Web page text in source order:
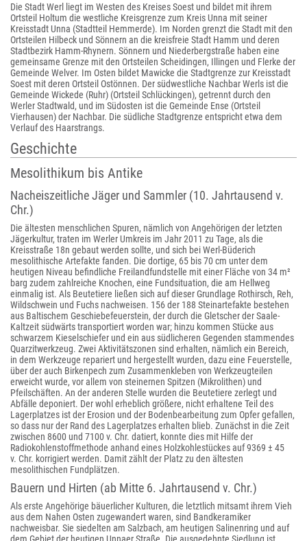
Die Stadt Werl liegt im Westen des Kreises Soest und bildet mit ihrem
Ortsteil Holtum die westliche Kreisgrenze zum Kreis Unna mit seiner
Kreisstadt Unna (Stadtteil Hemmerde). Im Norden grenzt die Stadt mit den
Ortsteilen Hilbeck und Sönnern an die kreisfreie Stadt Hamm und deren
Stadtbezirk Hamm-Rhynern. Sönnern und Niederbergstraße haben eine
gemeinsame Grenze mit den Ortsteilen Scheidingen, Illingen und Flerke der
Gemeinde Welver. Im Osten bildet Mawicke die Stadtgrenze zur Kreisstadt
Soest mit deren Ortsteil Ostönnen. Der südwestliche Nachbar Werls ist die
Gemeinde Wickede (Ruhr) (Ortsteil Schlückingen), getrennt durch den
Werler Stadtwald, und im Südosten ist die Gemeinde Ense (Ortsteil
Vierhausen) der Nachbar. Die südliche Stadtgrenze entspricht etwa dem
Verlauf des Haarstrangs.
Geschichte
Mesolithikum bis Antike
Nacheiszeitliche Jäger und Sammler (10. Jahrtausend v.
Chr.)
Die ältesten menschlichen Spuren, nämlich von Angehörigen der letzten
Jägerkultur, traten im Werler Umkreis im Jahr 2011 zu Tage, als die
Kreisstraße 18n gebaut werden sollte, und sich bei Werl-Büderich
mesolithische Artefakte fanden. Die dortige, 65 bis 70 cm unter dem
heutigen Niveau befindliche Freilandfundstelle mit einer Fläche von 34 m²
barg zudem zahlreiche Knochen, eine Fundsituation, die am Hellweg
einmalig ist. Als Beutetiere ließen sich auf dieser Grundlage Rothirsch, Reh,
Wildschwein und Fuchs nachweisen. 156 der 188 Steinartefakte bestehen
aus Baltischem Geschiebefeuerstein, der durch die Gletscher der Saale-
Kaltzeit südwärts transportiert worden war; hinzu kommen Stücke aus
schwarzem Kieselschiefer und ein aus südlicheren Gegenden stammendes
Quarzitwerkzeug. Zwei Aktivitätszonen sind erhalten, nämlich ein Bereich,
in dem Werkzeuge repariert und hergestellt wurden, dazu eine Feuerstelle,
über der auch Birkenpech zum Zusammenkleben von Werkzeugteilen
erweicht wurde, vor allem von steinernen Spitzen (Mikrolithen) und
Pfeilschäften. An der anderen Stelle wurden die Beutetiere zerlegt und
Abfälle deponiert. Der wohl erheblich größere, nicht erhaltene Teil des
Lagerplatzes ist der Erosion und der Bodenbearbeitung zum Opfer gefallen,
so dass nur der Rand des Lagerplatzes erhalten blieb. Zunächst in die Zeit
zwischen 8600 und 7100 v. Chr. datiert, konnte dies mit Hilfe der
Radiokohlenstoffmethode anhand eines Holzkohlestückes auf 9369 ± 45
v. Chr. korrigiert werden. Damit zählt der Platz zu den ältesten
mesolithischen Fundplätzen.
Bauern und Hirten (ab Mitte 6. Jahrtausend v. Chr.)
Als erste Angehörige bäuerlicher Kulturen, die letztlich mitsamt ihrem Vieh
aus dem Nahen Osten zugewandert waren, sind Bandkeramiker
nachweisbar. Sie siedelten am Salzbach, am heutigen Salinenring und auf
dem Gebiet der heutigen Unnaer Straße. Die ausgedehnte Siedlung ist